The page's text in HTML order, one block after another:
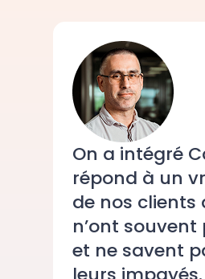
On a intégré
répond à un
de nos clients
n’ont
et ne savent